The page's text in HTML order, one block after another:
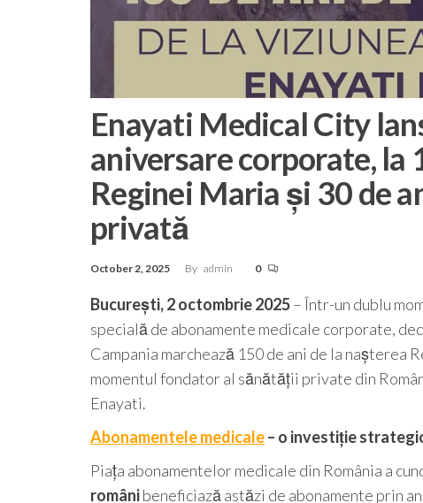
Enayati Medical City
aniversare corporate, la
Reginei Maria și 30 de
privată
October 2, 2025 By admin 0
București, 2 octombrie 2025– Într-un dublu
specială de abonamente medicale corporate,
Campania marchează 150 de ani de la nașterea
momentul fondator al sănătății private din
Enayati.
Abonamentele medicale– o investiție
Piața abonamentelor medicale din România a
românibeneficiază astăzi de abonamente prin